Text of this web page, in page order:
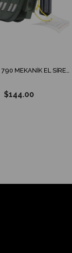
MESAN MS 790 MEKANİK EL SİRENİ
$144.00